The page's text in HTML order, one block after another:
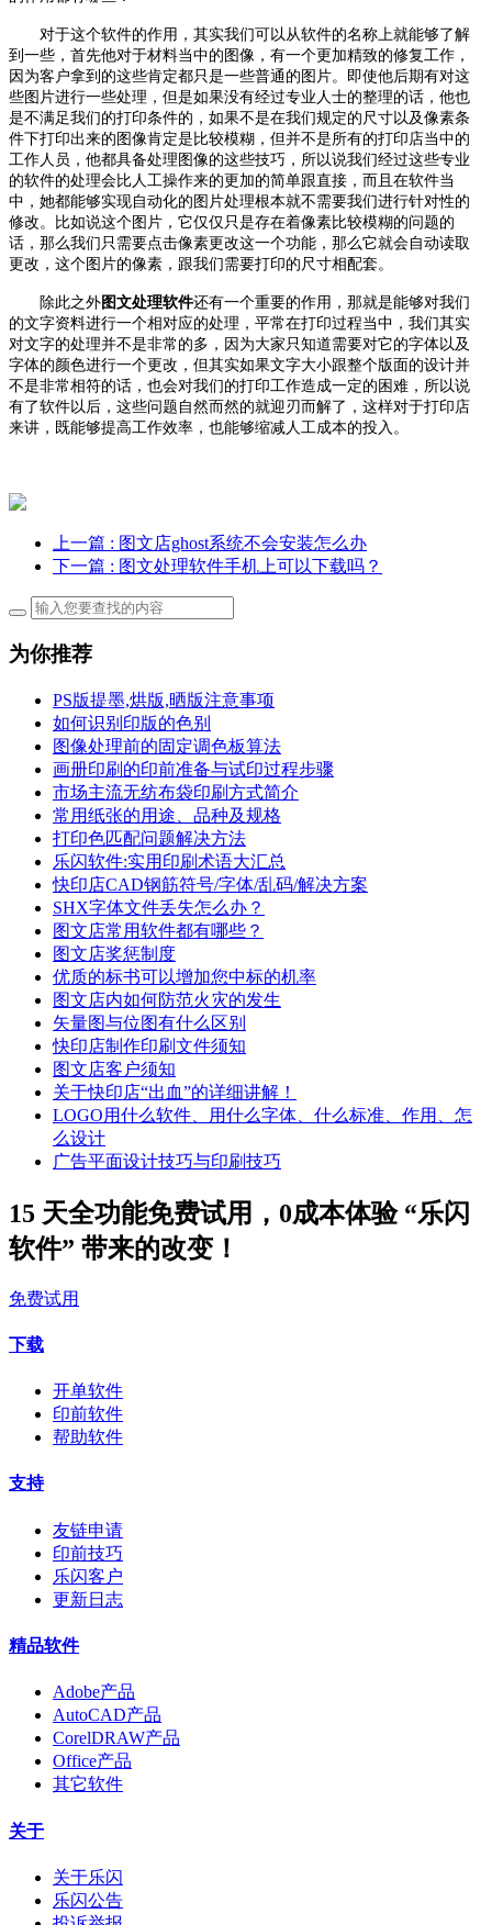
对于这个软件的作用，其实我们可以从软件的名称上就能够了解
到一些，首先他对于材料当中的图像，有一个更加精致的修复工作，
因为客户拿到的这些肯定都只是一些普通的图片。即使他后期有对这
些图片进行一些处理，但是如果没有经过专业人士的整理的话，他也
是不满足我们的打印条件的，如果不是在我们规定的尺寸以及像素条
件下打印出来的图像肯定是比较模糊，但并不是所有的打印店当中的
工作人员，他都具备处理图像的这些技巧，所以说我们经过这些专业
的软件的处理会比人工操作来的更加的简单跟直接，而且在软件当
中，她都能够实现自动化的图片处理根本就不需要我们进行针对性的
修改。比如说这个图片，它仅仅只是存在着像素比较模糊的问题的
话，那么我们只需要点击像素更改这一个功能，那么它就会自动读取
更改，这个图片的像素，跟我们需要打印的尺寸相配套。
除此之外图文处理软件还有一个重要的作用，那就是能够对我们
的文字资料进行一个相对应的处理，平常在打印过程当中，我们其实
对文字的处理并不是非常的多，因为大家只知道需要对它的字体以及
字体的颜色进行一个更改，但其实如果文字大小跟整个版面的设计并
不是非常相符的话，也会对我们的打印工作造成一定的困难，所以说
有了软件以后，这些问题自然而然的就迎刃而解了，这样对于打印店
来讲，既能够提高工作效率，也能够缩减人工成本的投入。
上一篇 : 图文店ghost系统不会安装怎么办
下一篇 : 图文处理软件手机上可以下载吗？
为你推荐
PS版提墨,烘版,晒版注意事项
如何识别印版的色别
图像处理前的固定调色板算法
画册印刷的印前准备与试印过程步骤
市场主流无纺布袋印刷方式简介
常用纸张的用途、品种及规格
打印色匹配问题解决方法
乐闪软件:实用印刷术语大汇总
快印店CAD钢筋符号/字体/乱码/解决方案
SHX字体文件丢失怎么办？
图文店常用软件都有哪些？
图文店奖惩制度
优质的标书可以增加您中标的机率
图文店内如何防范火灾的发生
矢量图与位图有什么区别
快印店制作印刷文件须知
图文店客户须知
关于快印店“出血”的详细讲解！
LOGO用什么软件、用什么字体、什么标准、作用、怎
么设计
广告平面设计技巧与印刷技巧
15 天全功能免费试用，0成本体验 “乐闪
软件” 带来的改变！
免费试用
下载
开单软件
印前软件
帮助软件
支持
友链申请
印前技巧
乐闪客户
更新日志
精品软件
Adobe产品
AutoCAD产品
CorelDRAW产品
Office产品
其它软件
关于
关于乐闪
乐闪公告